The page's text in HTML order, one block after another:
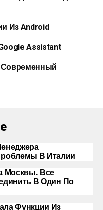
Из Android
Assistant
Современный
В Италии
Москвы. Все
В Один По
Функции Из